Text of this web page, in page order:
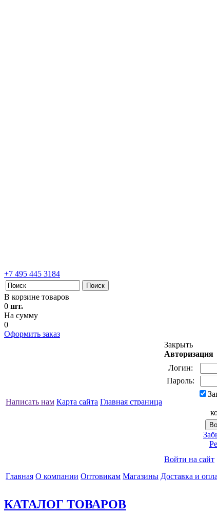
+7 495 445 3184
В корзине товаров
0 шт.
На сумму
0
Оформить заказ
Написать нам Карта сайта Главная страница
Закрыть
Авторизация
Логин:
Пароль:
Войти на сайт
Главная О компании Оптовикам Магазины Доставка и
КАТАЛОГ ТОВАРОВ